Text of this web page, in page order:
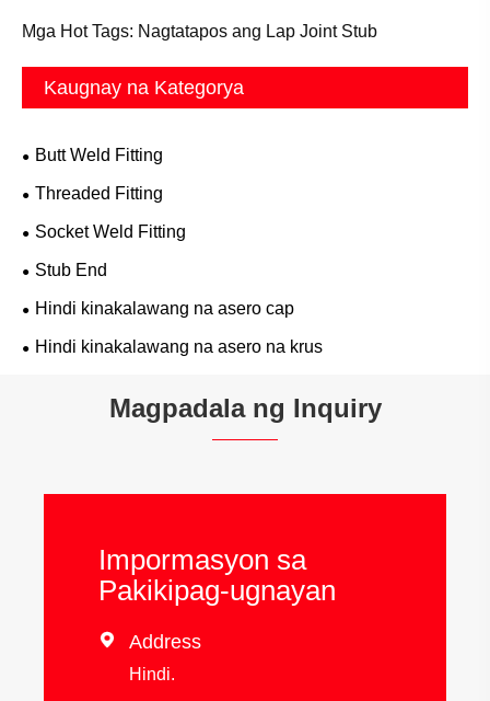
Mga Hot Tags: Nagtatapos ang Lap Joint Stub
Kaugnay na Kategorya
Butt Weld Fitting
Threaded Fitting
Socket Weld Fitting
Stub End
Hindi kinakalawang na asero cap
Hindi kinakalawang na asero na krus
Magpadala ng Inquiry
Impormasyon sa
Pakikipag-ugnayan
 Address
Hindi.